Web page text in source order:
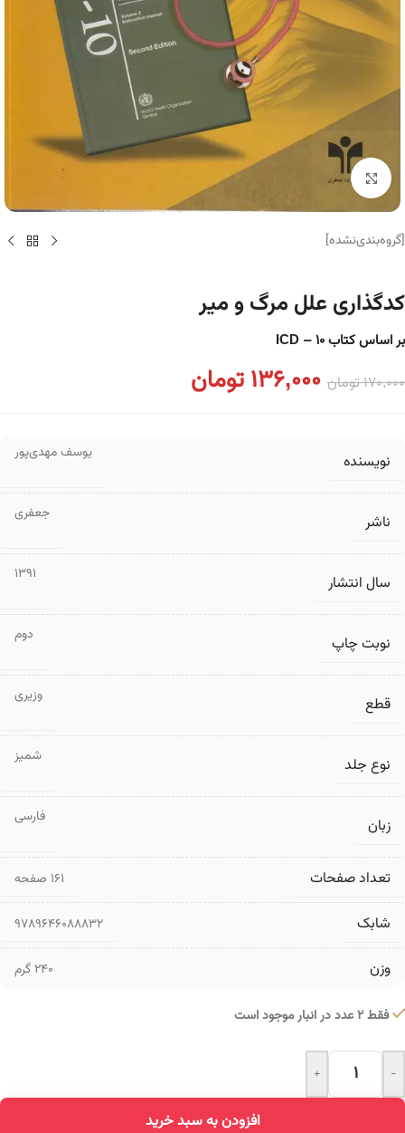
برای بزرگنمایی کلیک کنید
[گروه‌بندی‌نشده]
کدگذاری علل مرگ‌ و میر
بر اساس کتاب ۱۰ – ICD
170,000تومان 136,000تومان
نویسنده یوسف مهدی‌پور
ناشر جعفری
سال انتشار 1391
نوبت چاپ دوم
قطع وزیری
نوع جلد شمیز
زبان فارسی
تعداد صفحات ۱۶۱ صفحه
شابک 9789646088832
وزن 240 گرم
فقط 2 عدد در انبار موجود است
-
+
افزودن به سبد خرید
Alternative: